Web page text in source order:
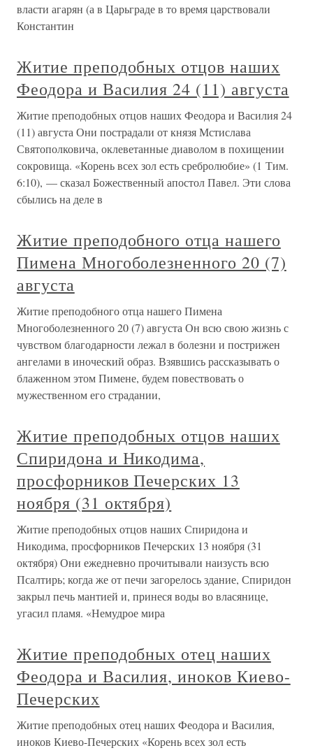
власти агарян (а в Царьграде в то время царствовали
Константин
Житие преподобных отцов наших
Феодора и Василия 24 (11) августа
Житие преподобных отцов наших Феодора и Василия 24
(11) августа Они пострадали от князя Мстислава
Святополковича, оклеветанные диаволом в похищении
сокровища. «Корень всех зол есть сребролюбие» (1 Тим.
6:10), — сказал Божественный апостол Павел. Эти слова
сбылись на деле в
Житие преподобного отца нашего
Пимена Многоболезненного 20 (7)
августа
Житие преподобного отца нашего Пимена
Многоболезненного 20 (7) августа Он всю свою жизнь с
чувством благодарности лежал в болезни и пострижен
ангелами в иноческий образ. Взявшись рассказывать о
блаженном этом Пимене, будем повествовать о
мужественном его страдании,
Житие преподобных отцов наших
Спиридона и Никодима,
просфорников Печерских 13
ноября (31 октября)
Житие преподобных отцов наших Спиридона и
Никодима, просфорников Печерских 13 ноября (31
октября) Они ежедневно прочитывали наизусть всю
Псалтирь; когда же от печи загорелось здание, Спиридон
закрыл печь мантией и, принеся воды во власянице,
угасил пламя. «Немудрое мира
Житие преподобных отец наших
Феодора и Василия, иноков Киево-
Печерских
Житие преподобных отец наших Феодора и Василия,
иноков Киево-Печерских «Корень всех зол есть